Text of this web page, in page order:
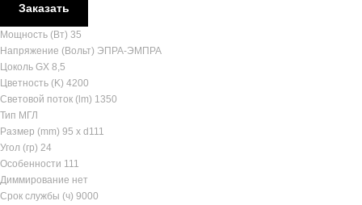
Заказать
Мощность (Вт) 35
Напряжение (Вольт) ЭПРА-ЭМПРА
Цоколь GX 8,5
Цветность (K) 4200
Световой поток (lm) 1350
Тип МГЛ
Размер (mm) 95 x d111
Угол (гр) 24
Особенности 111
Диммирование нет
Срок службы (ч) 9000